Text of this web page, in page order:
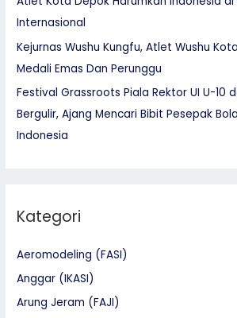
Internasional
Kejurnas Wushu Kungfu, Atlet Wushu
Medali Emas Dan Perunggu
Festival Grassroots Piala Rektor UI U-10
Bergulir, Ajang Mencari Bibit Pesepak
Indonesia
Kategori
Aeromodeling (FASI)
Anggar (IKASI)
Arung Jeram (FAJI)